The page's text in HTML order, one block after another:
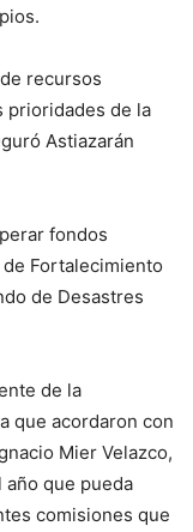
recursos
prioridades de la
Astiazarán
fondos
Fortalecimiento
de Desastres
de la
que acordaron con
Mier Velazco,
que pueda
comisiones que